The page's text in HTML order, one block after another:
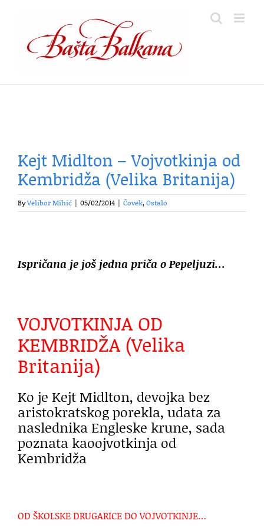
content
Kejt Midlton – Vojvotkinja od
Kembridža (Velika Britanija)
ByVelibor Mihić 05/02/2014 Čovek,Ostalo
Ispričana je još jedna priča o Pepeljuzi…
VOJVOTKINJA OD
KEMBRIDŽA (Velika
Britanija)
Ko je Kejt Midlton, devojka bez
aristokratskog porekla, udata za
naslednika Engleske krune, sada
poznata kaoojvotkinja od
Kembridža
OD ŠKOLSKE DRUGARICE DO VOJVOTKINJE…